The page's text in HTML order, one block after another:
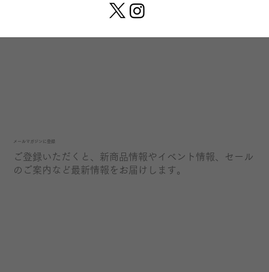
​メールマガジンに登録
ご登録いただくと、新商品情報やイベント情報、セール
のご案内など最新情報をお届けします。